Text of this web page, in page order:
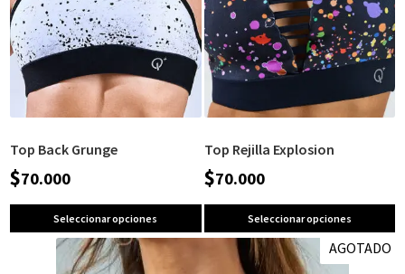
Top Back Grunge
$70.000
Seleccionar opciones
Top Rejilla Explosion
$70.000
Seleccionar opciones
AGOTADO